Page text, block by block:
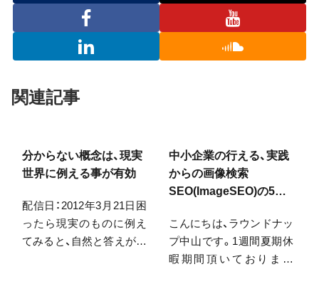
関連記事
分からない概念は、現実
世界に例える事が有効
配信日：2012年3月21日困
ったら現実のものに例え
てみると、自然と答えが浮
中小企業の行える、実践
からの画像検索
SEO(ImageSEO)の5ポ
こんにちは、ラウンドナッ
プ中山です。1週間夏期休
暇期間頂いておりまし